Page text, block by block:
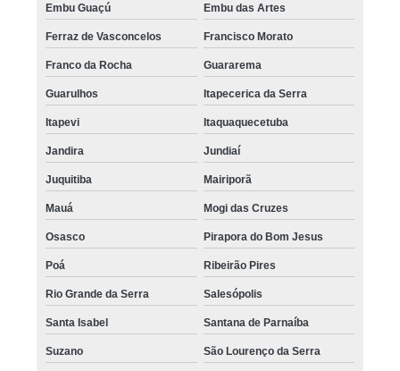
Embu Guaçú Embu das Artes
Ferraz de Vasconcelos Francisco Morato
Franco da Rocha Guararema
Guarulhos Itapecerica da Serra
Itapevi Itaquaquecetuba
Jandira Jundiaí
Juquitiba Mairiporã
Mauá Mogi das Cruzes
Osasco Pirapora do Bom Jesus
Poá Ribeirão Pires
Rio Grande da Serra Salesópolis
Santa Isabel Santana de Parnaíba
Suzano São Lourenço da Serra